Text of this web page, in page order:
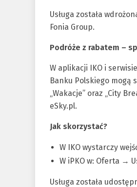
Usługa została
Fonia Group.
Podróże z rabatem –
W aplikacji IKO i
Banku Polskiego mogą
„Wakacje” oraz „City
eSky.pl.
Jak skorzystać?
W IKO wystarczy
W iPKO w: Oferta →
Usługa została